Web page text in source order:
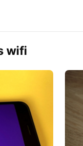
wifi